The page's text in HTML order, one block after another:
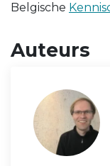
Belgische
Auteurs